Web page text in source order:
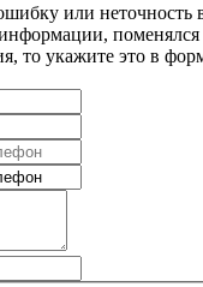
или неточность
поменялся
то укажите это в